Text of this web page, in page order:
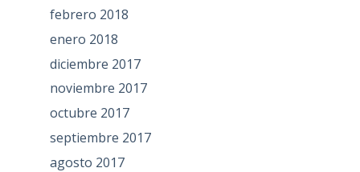
febrero 2018
enero 2018
diciembre 2017
noviembre 2017
octubre 2017
septiembre 2017
agosto 2017